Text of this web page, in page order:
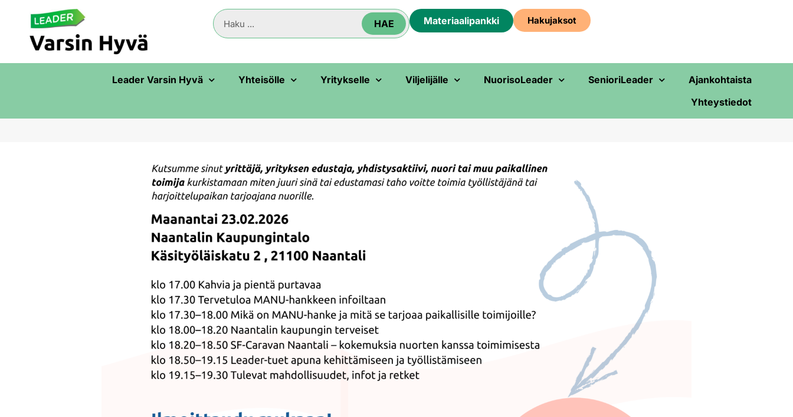
HAE Materiaali­pankki Haku­jaksot
Leader Varsin Hyvä Yhteisölle Yritykselle Viljelijälle NuorisoLeader SenioriLeader
Ajankohtaista
Yhteystiedot